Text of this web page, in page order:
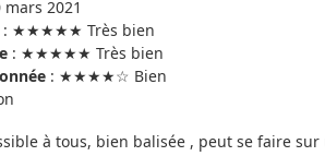
2021
★★★★★ Très bien
: ★★★★★ Très bien
: ★★★★☆ Bien
à tous, bien balisée , peut se faire